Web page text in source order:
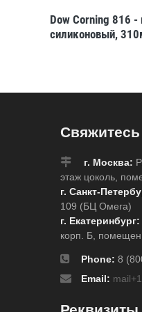
Dow Corning 816 -
силиконовый,
г. Москва:
этаж цоколь,
г. Санкт-
109 (БЦ Омега)
г. Екатеринбург:
корп. Б,
Phone: 8
Email: